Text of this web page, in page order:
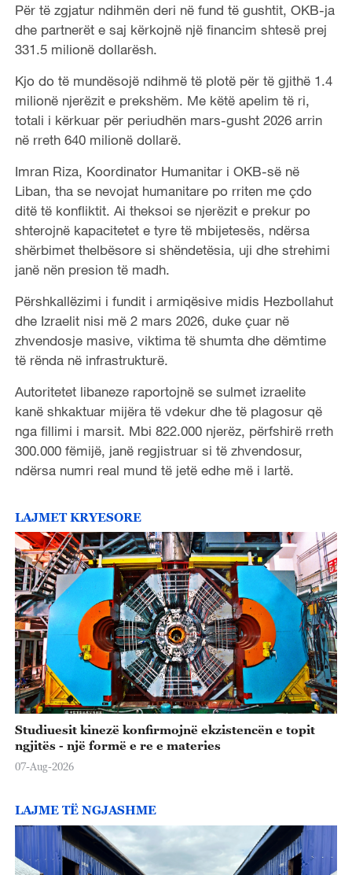
Për të zgjatur ndihmën deri në fund të gushtit, OKB-ja
dhe partnerët e saj kërkojnë një financim shtesë prej
331.5 milionë dollarësh.
Kjo do të mundësojë ndihmë të plotë për të gjithë 1.4
milionë njerëzit e prekshëm. Me këtë apelim të ri,
totali i kërkuar për periudhën mars-gusht 2026 arrin
në rreth 640 milionë dollarë.
Imran Riza, Koordinator Humanitar i OKB-së në
Liban, tha se nevojat humanitare po rriten me çdo
ditë të konfliktit. Ai theksoi se njerëzit e prekur po
shterojnë kapacitetet e tyre të mbijetesës, ndërsa
shërbimet thelbësore si shëndetësia, uji dhe strehimi
janë nën presion të madh.
Përshkallëzimi i fundit i armiqësive midis Hezbollahut
dhe Izraelit nisi më 2 mars 2026, duke çuar në
zhvendosje masive, viktima të shumta dhe dëmtime
të rënda në infrastrukturë.
Autoritetet libaneze raportojnë se sulmet izraelite
kanë shkaktuar mijëra të vdekur dhe të plagosur që
nga fillimi i marsit. Mbi 822.000 njerëz, përfshirë rreth
300.000 fëmijë, janë regjistruar si të zhvendosur,
ndërsa numri real mund të jetë edhe më i lartë.
LAJMET KRYESORE
Studiuesit kinezë konfirmojnë ekzistencën e topit
ngjitës - një formë e re e materies
07-Aug-2026
LAJME TË NGJASHME